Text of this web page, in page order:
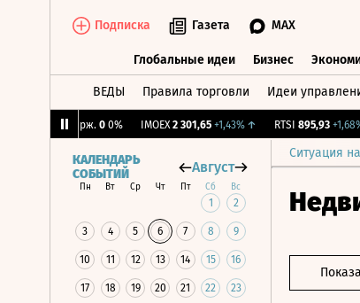
Подписка Газета MAX
Глобальные идеи Бизнес
ВЕДЫ Правила торговли Идеи
0 0% IMOEX 2 301,65 +1,43%↑ RTSI 895,93 +1,68%↑
Ситуация
КАЛЕНДАРЬ
СОБЫТИЙ
Август
Пн Вт Ср Чт Пт Сб Вс
1 2
3 4 5 6 7 8 9
10 11 12 13 14 15 16
17 18 19 20 21 22 23